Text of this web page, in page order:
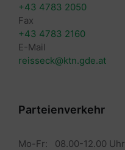
+43 4783 2050
Fax
+43 4783 2160
E-Mail
reisseck@ktn.gde.at
Parteienverkehr
Mo-Fr: 08.00-12.00 Uhr